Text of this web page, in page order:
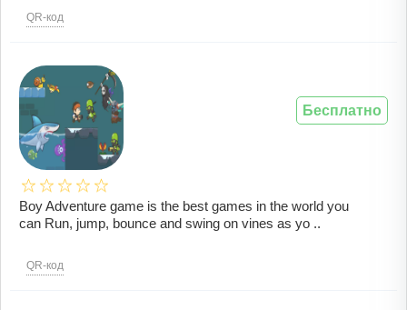
QR-код
Boy Adventure game is the best games in the world you
can Run, jump, bounce and swing on vines as yo ..
QR-код
Бесплатно